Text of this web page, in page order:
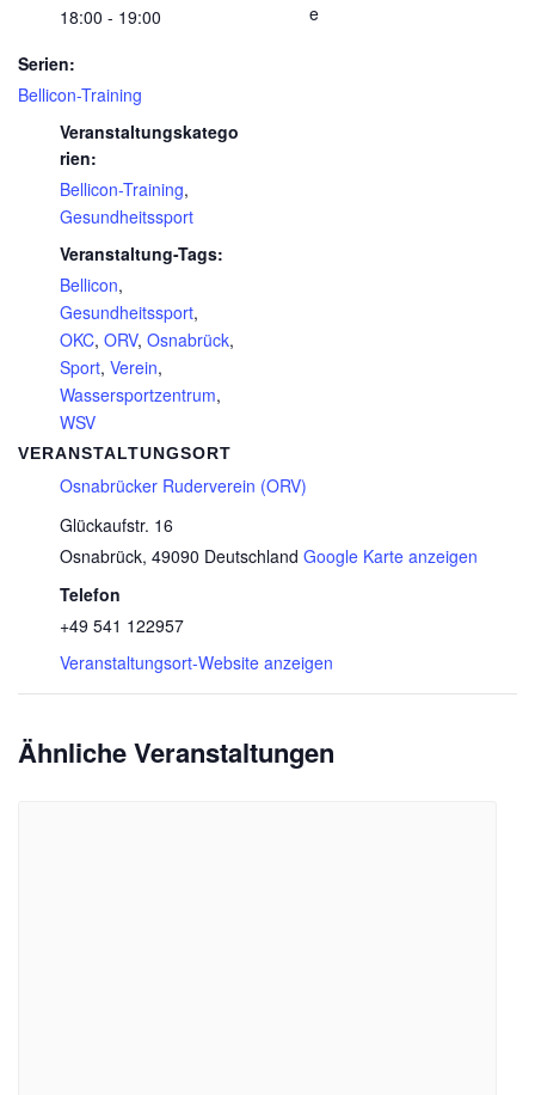
18:00 - 19:00
Serien:
Bellicon-Training
Veranstaltungskatego
rien:
Bellicon-Training,
Gesundheitssport
Veranstaltung-Tags:
Bellicon,
Gesundheitssport,
OKC, ORV, Osnabrück,
Sport, Verein,
Wassersportzentrum,
WSV
VERANSTALTUNGSORT
Osnabrücker Ruderverein (ORV)
Glückaufstr. 16
Osnabrück, 49090 Deutschland Google Karte anzeigen
Telefon
+49 541 122957
Veranstaltungsort-Website anzeigen
e
Ähnliche Veranstaltungen